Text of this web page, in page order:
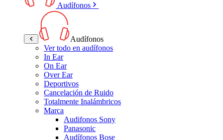
Audífonos
Audífonos
Ver todo en audífonos
In Ear
On Ear
Over Ear
Deportivos
Cancelación de Ruido
Totalmente Inalámbricos
Marca
Audifonos Sony
Panasonic
Audífonos Bose